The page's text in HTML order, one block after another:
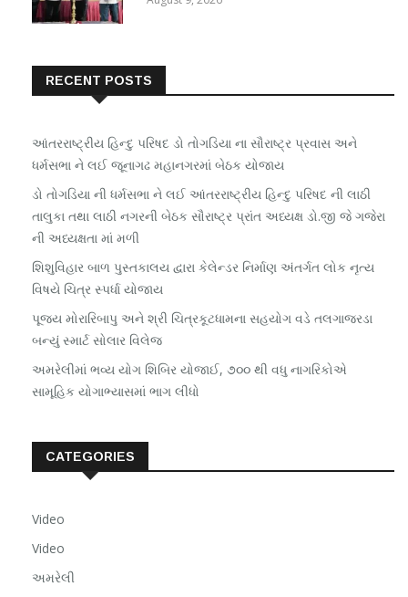
RECENT POSTS
આંતરરાષ્ટ્રીય હિન્દુ પરિષદ ડો તોગડિયા ના સૌરાષ્ટ્ર પ્રવાસ અને
ધર્મસભા ને લઈ જૂનાગઢ મહાનગરમાં બેઠક યોજાય
ડો તોગડિયા ની ધર્મસભા ને લઈ આંતરરાષ્ટ્રીય હિન્દુ પરિષદ ની લાઠી
તાલુકા તથા લાઠી નગરની બેઠક સૌરાષ્ટ્ર પ્રાંત અધ્યક્ષ ડો.જી જે ગજેરા
ની અધ્યક્ષતા માં મળી
શિશુવિહાર બાળ પુસ્તકાલય દ્વારા કેલેન્ડર નિર્માણ અંતર્ગત લોક નૃત્ય
વિષયે ચિત્ર સ્પર્ધા યોજાય
પૂજ્ય મોરારિબાપુ અને શ્રી ચિત્રકૂટધામના સહયોગ વડે તલગાજરડા
બન્યું સ્માર્ટ સોલાર વિલેજ
અમરેલીમાં ભવ્ય યોગ શિબિર યોજાઈ, ૭૦૦ થી વધુ નાગરિકોએ
સામૂહિક યોગાભ્યાસમાં ભાગ લીધો
CATEGORIES
Video
Video
અમરેલી